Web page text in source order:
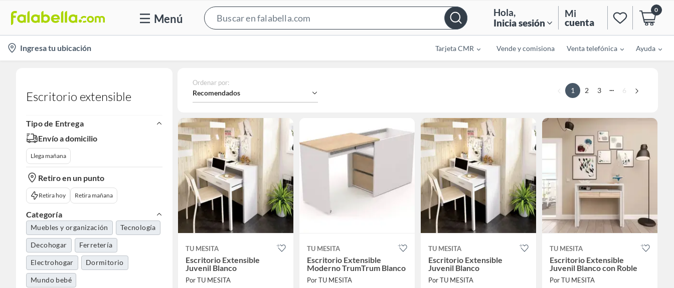
Menú
Bar
Hola,
Inicia sesión
Mi
cuenta
0
location-
icon
Ingresa tu ubicación Tarjeta CMR Vende y comisiona Venta telefónica Ayuda
Escritorio extensible​
Tipo de Entrega
Envío a domicilio
Llega mañana
Retiro en un punto
Retira hoy Retira mañana
Categoría
Muebles y organización Tecnología
Decohogar Ferretería
Electrohogar Dormitorio
Mundo bebé
Ordenar por:
Recomendados 1 2 3 ... 6
TU MESITA
Escritorio Extensible
Juvenil Blanco
Por TU MESITA
TU MESITA
Escritorio Extensible
Moderno TrumTrum Blanco
Por TU MESITA
TU MESITA
Escritorio Extensible
Juvenil Blanco
Por TU MESITA
TU MESITA
Escritorio Extensible
Juvenil Blanco con Roble
Por TU MESITA